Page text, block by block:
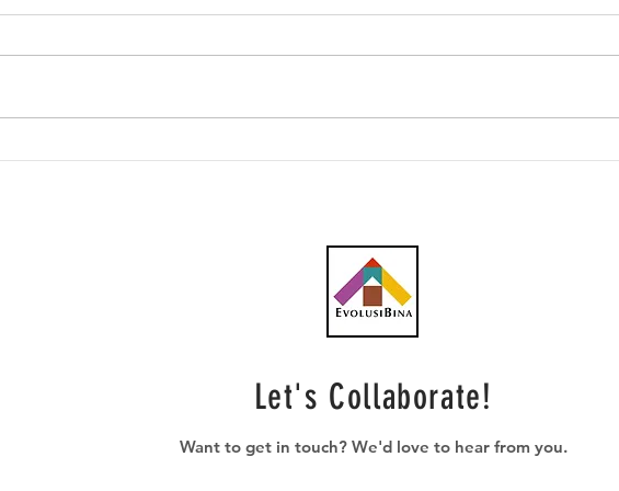
Let's Collaborate!
Want to get in touch? We'd love to hear from you.